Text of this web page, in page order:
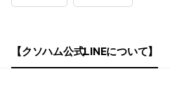
【クソハム公式LINEについて】